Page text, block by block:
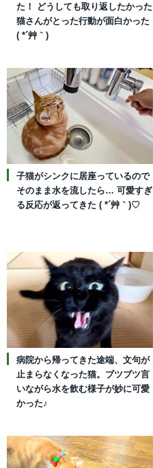
た！ どうしても取り返したかった
猫さんがとった行動が面白かった
( *´艸｀)
子猫がシンクに居座っているので
そのまま水を流したら… 可愛すぎ
る反応が返ってきた ( *´艸｀)♡
病院から帰ってきた途端、文句が
止まらなくなった猫。ブツブツ言
いながら水を飲む様子が妙に可愛
かった♪